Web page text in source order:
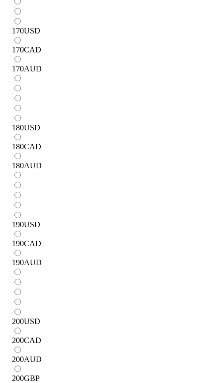
170USD
170CAD
170AUD
180USD
180CAD
180AUD
190USD
190CAD
190AUD
200USD
200CAD
200AUD
200GBP